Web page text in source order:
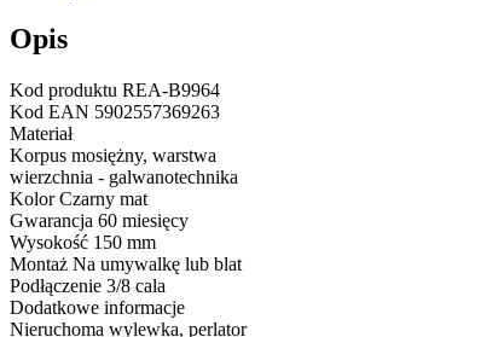
Opis
Kod produktu REA-B9964
Kod EAN 5902557369263
Materiał
Korpus mosiężny, warstwa
wierzchnia - galwanotechnika
Kolor Czarny mat
Gwarancja 60 miesięcy
Wysokość 150 mm
Montaż Na umywalkę lub blat
Podłączenie 3/8 cala
Dodatkowe informacje
Nieruchoma wylewka, perlator